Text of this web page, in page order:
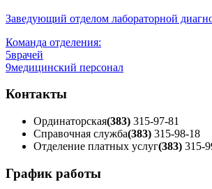
Заведующий отделом лабораторной
Команда отделения:
5врачей
9медицинский персонал
Контакты
Ординаторская(383) 315-97-81
Справочная служба(383) 315-98-18
Отделение платных услуг(383) 315-
График работы